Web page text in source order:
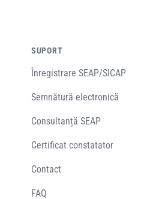
SUPORT
Înregistrare SEAP/SICAP
Semnătură electronică
Consultanță SEAP
Certificat constatator
Contact
FAQ